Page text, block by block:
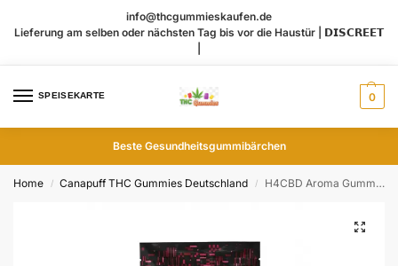
info@thcgummieskaufen.de
Lieferung am selben oder nächsten Tag bis vor die Haustür | 𝗗𝗜𝗦𝗖𝗥𝗘𝗘𝗧
SPEISEKARTE 0
Beste Gesundheitsgummibärchen
Home / Canapuff THC Gummies​ Deutschland / H4CBD Aroma Gummies Strawberry